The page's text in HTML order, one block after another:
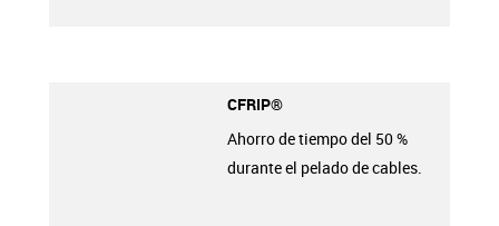
CFRIP®
Ahorro de tiempo del 50 %
durante el pelado de cables.